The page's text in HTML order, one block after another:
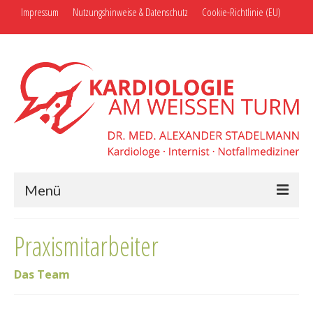
Impressum Nutzungshinweise & Datenschutz Cookie-Richtlinie (EU)
Menü
Bildergalerie
Praxismitarbeiter
Das Team